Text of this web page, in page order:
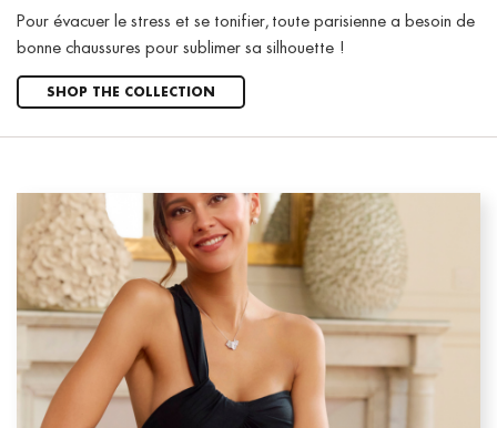
Pour évacuer le stress et se tonifier, toute parisienne a besoin de
bonne chaussures pour sublimer sa silhouette !
SHOP THE COLLECTION